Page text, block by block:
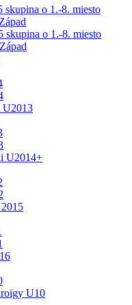
skupina o 1.-8. miesto
skupina o 1.-8. miesto
U2013
U2014+
U10